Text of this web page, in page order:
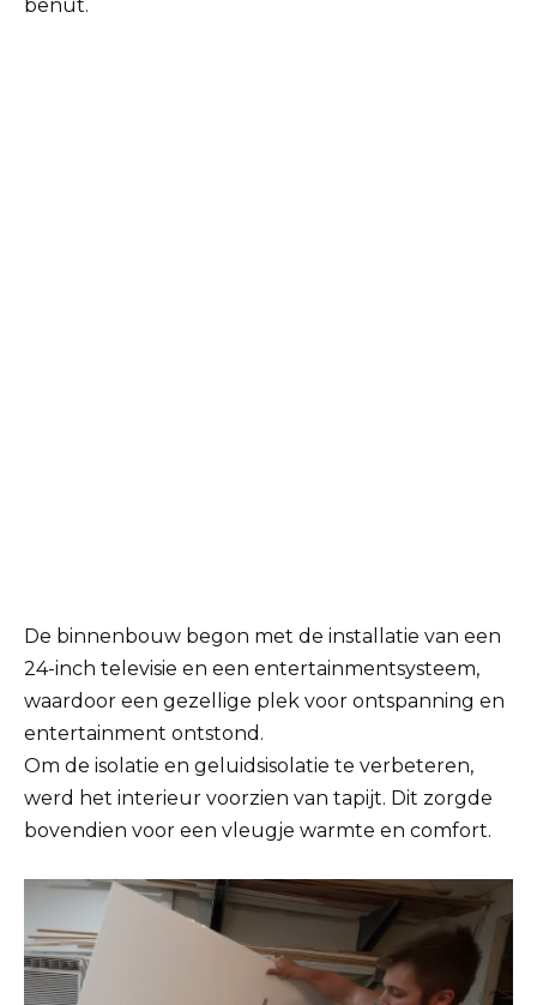
benut.
De binnenbouw begon met de installatie van een
24-inch televisie en een entertainmentsysteem,
waardoor een gezellige plek voor ontspanning en
entertainment ontstond.
Om de isolatie en geluidsisolatie te verbeteren,
werd het interieur voorzien van tapijt. Dit zorgde
bovendien voor een vleugje warmte en comfort.